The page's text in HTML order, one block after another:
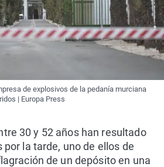
de explosivos de la pedanía murciana
| Europa Press
30 y 52 años han resultado
por la tarde, uno de ellos de
de un depósito en una